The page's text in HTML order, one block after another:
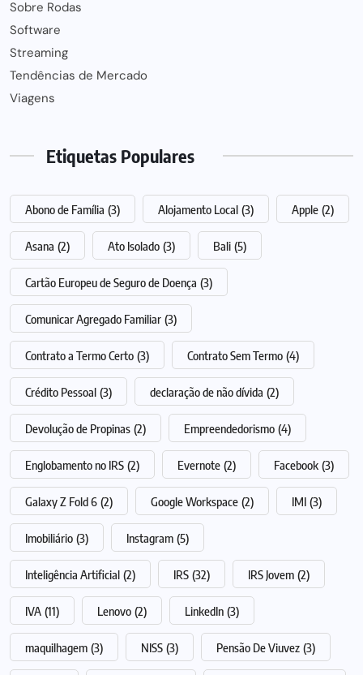
Sobre Rodas
Software
Streaming
Tendências de Mercado
Viagens
Etiquetas Populares
Abono de Família (3) Alojamento Local (3) Apple (2)
Asana (2) Ato Isolado (3) Bali (5)
Cartão Europeu de Seguro de Doença (3)
Comunicar Agregado Familiar (3)
Contrato a Termo Certo (3) Contrato Sem Termo (4)
Crédito Pessoal (3) declaração de não dívida (2)
Devolução de Propinas (2) Empreendedorismo (4)
Englobamento no IRS (2) Evernote (2) Facebook (3)
Galaxy Z Fold 6 (2) Google Workspace (2) IMI (3)
Imobiliário (3) Instagram (5)
Inteligência Artificial (2) IRS (32) IRS Jovem (2)
IVA (11) Lenovo (2) LinkedIn (3)
maquilhagem (3) NISS (3) Pensão De Viuvez (3)